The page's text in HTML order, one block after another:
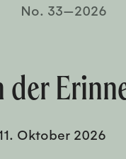
No. 33—2026
der
Oktober 2026